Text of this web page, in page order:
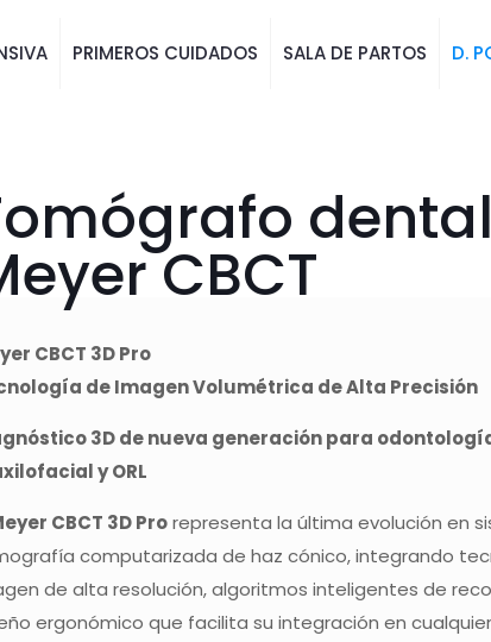
PRIMEROS CUIDADOS SALA DE PARTOS D.
dental
CBCT
CBCT 3D Pro
de Imagen Volumétrica de Alta Precisión
3D de nueva generación para
y ORL
CBCT 3D Prorepresenta la última evolución en
computarizada de haz cónico, integrando
de alta resolución, algoritmos inteligentes de
ergonómico que facilita su integración en